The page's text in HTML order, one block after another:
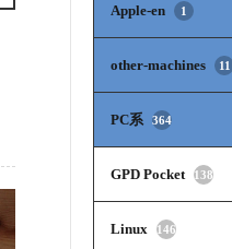
Apple-en 1
other-machines 11
PC系 364
GPD Pocket 138
Linux 146